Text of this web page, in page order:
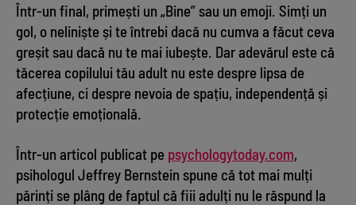
Într-un final, primești un „Bine” sau un emoji. Simți un
gol, o neliniște și te întrebi dacă nu cumva a făcut ceva
greșit sau dacă nu te mai iubește. Dar adevărul este că
tăcerea copilului tău adult nu este despre lipsa de
afecțiune, ci despre nevoia de spațiu, independență și
protecție emoțională.
Într-un articol publicat pe psychologytoday.com,
psihologul Jeffrey Bernstein spune că tot mai mulți
părinți se plâng de faptul că fiii adulți nu le răspund la